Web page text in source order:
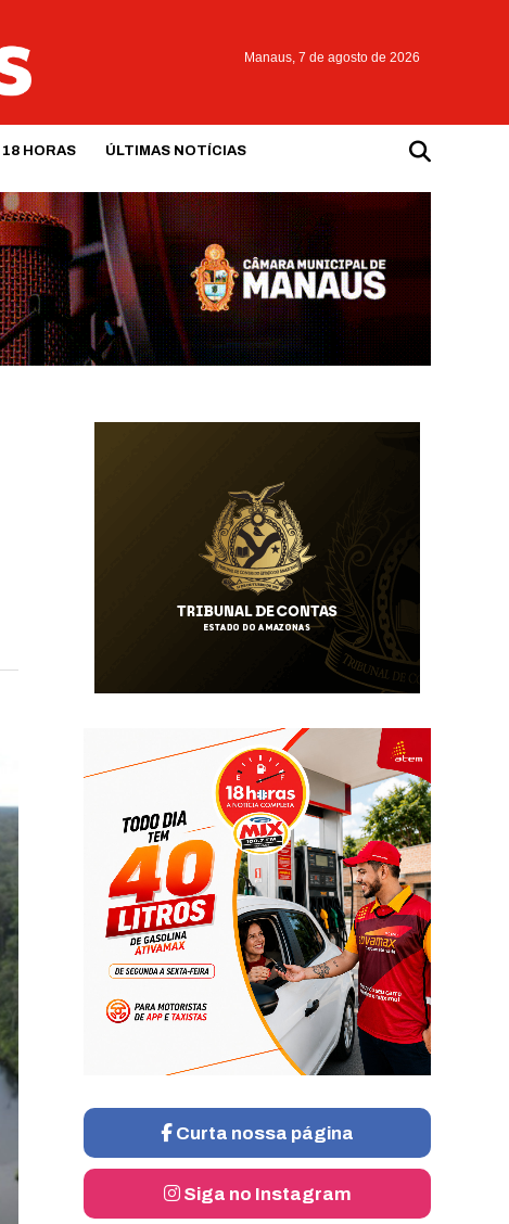
Manaus, 7 de agosto de 2026
18 HORAS ÚLTIMAS NOTÍCIAS
Curta nossa página
Siga no Instagram